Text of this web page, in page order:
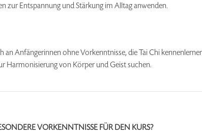
zur Entspannung und Stärkung im Alltag anwenden.
an Anfängerinnen ohne Vorkenntnisse, die Tai Chi
Harmonisierung von Körper und Geist suchen.
VORKENNTNISSE FÜR DEN KURS?